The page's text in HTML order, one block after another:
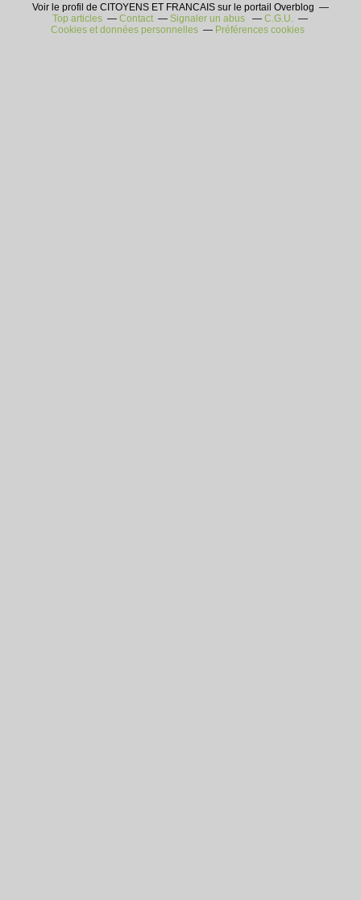
Voir le profil de CITOYENS ET FRANCAIS sur le portail Overblog
Top articles
Contact Signaler un abus
C.G.U.
Cookies et données personnelles
Préférences cookies